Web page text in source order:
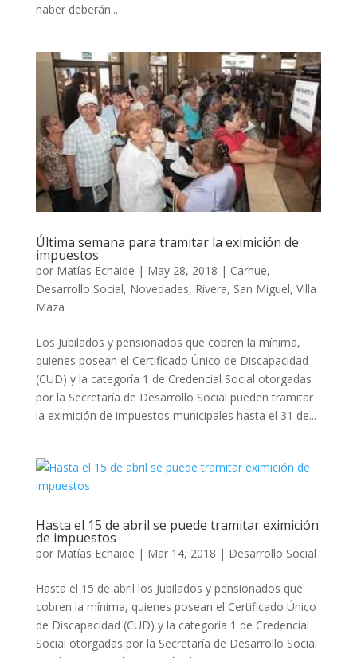
haber deberán...
Última semana para tramitar la eximición de
impuestos
por Matías Echaide | May 28, 2018 | Carhue,
Desarrollo Social, Novedades, Rivera, San Miguel, Villa
Maza
Los Jubilados y pensionados que cobren la mínima,
quienes posean el Certificado Único de Discapacidad
(CUD) y la categoría 1 de Credencial Social otorgadas
por la Secretaría de Desarrollo Social pueden tramitar
la eximición de impuestos municipales hasta el 31 de...
Hasta el 15 de abril se puede tramitar eximición
de impuestos
por Matías Echaide | Mar 14, 2018 | Desarrollo Social
Hasta el 15 de abril los Jubilados y pensionados que
cobren la mínima, quienes posean el Certificado Único
de Discapacidad (CUD) y la categoría 1 de Credencial
Social otorgadas por la Secretaría de Desarrollo Social